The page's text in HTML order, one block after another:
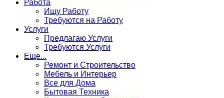
Работа
Ищу Работу
Требуются на Работу
Услуги
Предлагаю Услуги
Требуются Услуги
Еще...
Ремонт и Строительство
Мебель и Интерьер
Все для Дома
Бытовая Техника